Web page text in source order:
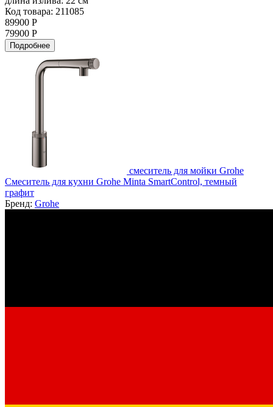
Код товара: 211085
89900 Р
79900 Р
Подробнее
смеситель для мойки Grohe
Смеситель для кухни Grohe Minta SmartControl, темный
графит
Бренд: Grohe